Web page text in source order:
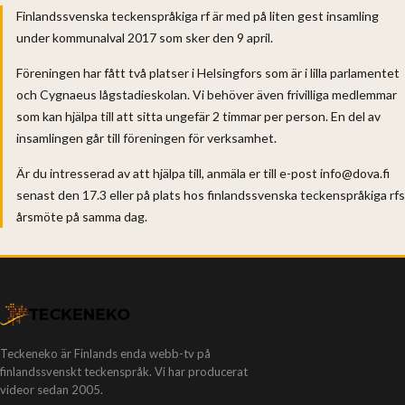
Finlandssvenska teckenspråkiga rf är med på liten gest insamling
under kommunalval 2017 som sker den 9 april.
Föreningen har fått två platser i Helsingfors som är i lilla parlamentet
och Cygnaeus lågstadieskolan. Vi behöver även frivilliga medlemmar
som kan hjälpa till att sitta ungefär 2 timmar per person. En del av
insamlingen går till föreningen för verksamhet.
Är du intresserad av att hjälpa till, anmäla er till e-post info@dova.fi
senast den 17.3 eller på plats hos finlandssvenska teckenspråkiga rfs
årsmöte på samma dag.
Teckeneko är Finlands enda webb-tv på
finlandssvenskt teckenspråk. Vi har producerat
videor sedan 2005.